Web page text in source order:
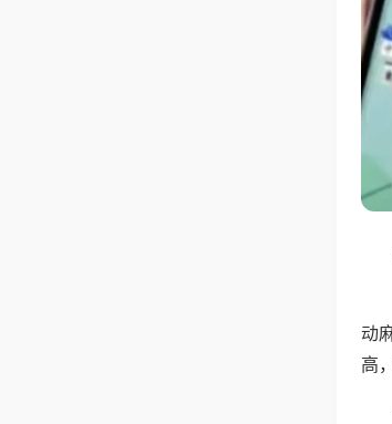
动
高